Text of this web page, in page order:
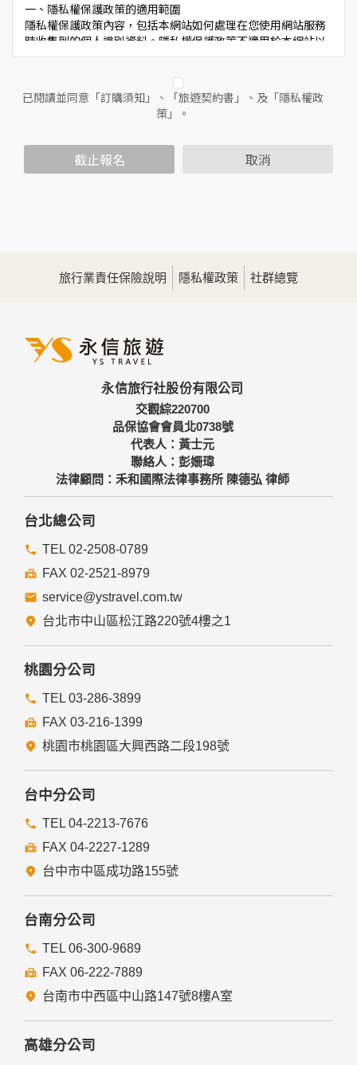
一、隱私權保護政策的適用範圍
隱私權保護政策內容，包括本網站如何處理在您使用網站服務
時收集到的個人識別資料。隱私權保護政策不適用於本網站以
外的相關連結網站，也不適用於非本網站所委託或參與管理的
二、個人資料的蒐集、處理及利用方式
當您造訪本網站或使用本網站所提供之功能服務時，我們將視
範圍內處理及利用您的個人資料；非經您書面同意，本網站不
會將個人資料用於其他用途。
為提供精確的服務，我們會將收集的問卷調查內容進行統計與
分析，分析結果之統計數據或說明文字呈現，除供內部研究
三、資料之保護
備及必要的安全防護措施，加以保護網站及您的個人資料採用
嚴格的保護措施，只由經過授權的人員才能接觸您的個人資
料，相關處理人員皆簽有保密合約，如有違反保密義務者，將
會受到相關的法律處分。
如因業務需要有必要委託其他單位提供服務時，本網站亦會嚴
格要求其遵守保密義務，並且採取必要檢查程序以確定其將確
實遵守。
四、網站對外的相關連結
提供的連結，點選進入其他網站。但該連結網站不適用本網站
的隱私權保護政策，您必須參考該連結網站中的隱私權保護政
策。
五、與第三人共用個人資料之政策
本網站絕不會提供、交換、出租或出售任何您的個人資料給其
他個人、團體、私人企業或公務機關，但有法律依據或合約義
務者，不在此限。
前項但書之情形包括不限於：
經由您書面同意。
法律明文規定。
與公務機關或學術研究機構合作，基於公共利益為統計或學術
研究而有必要，且資料經過提供者處理或蒐集者依其揭露方式
無從識別特定之當事人。
當您在網站的行為，違反服務條款或可能損害或妨礙網站與其
揭露您的個人資料是為了辨識、聯絡或採取法律行動所必要
者。
本網站委託廠商協助蒐集、處理或利用您的個人資料時，將對
委外廠商或個人善盡監督管理之責。
六、Cookie之使用
為了提供您最佳的服務，本網站會在您的電腦中放置並取用我
們的Cookie，若您不願接受Cookie的寫入，您可在您使用的
瀏覽器功能項中設定隱私權等級為高，即可拒絕Cookie的寫
七、隱私權保護政策之修正
已閱讀並同意「訂購須知」、「旅遊契約書」、及「隱私權政
策」。
截止報名 取消
旅行業責任保險說明 隱私權政策 社群總覽
永信旅行社股份有限公司
交觀綜220700
品保協會會員北0738號
代表人：黃士元
聯絡人：彭姍瑋
法律顧問：禾和國際法律事務所 陳德弘 律師
台北總公司
TEL 02-2508-0789
FAX 02-2521-8979
service@ystravel.com.tw
台北市中山區松江路220號4樓之1
桃園分公司
TEL 03-286-3899
FAX 03-216-1399
桃園市桃園區大興西路二段198號
台中分公司
TEL 04-2213-7676
FAX 04-2227-1289
台中市中區成功路155號
台南分公司
TEL 06-300-9689
FAX 06-222-7889
台南市中西區中山路147號8樓A室
高雄分公司